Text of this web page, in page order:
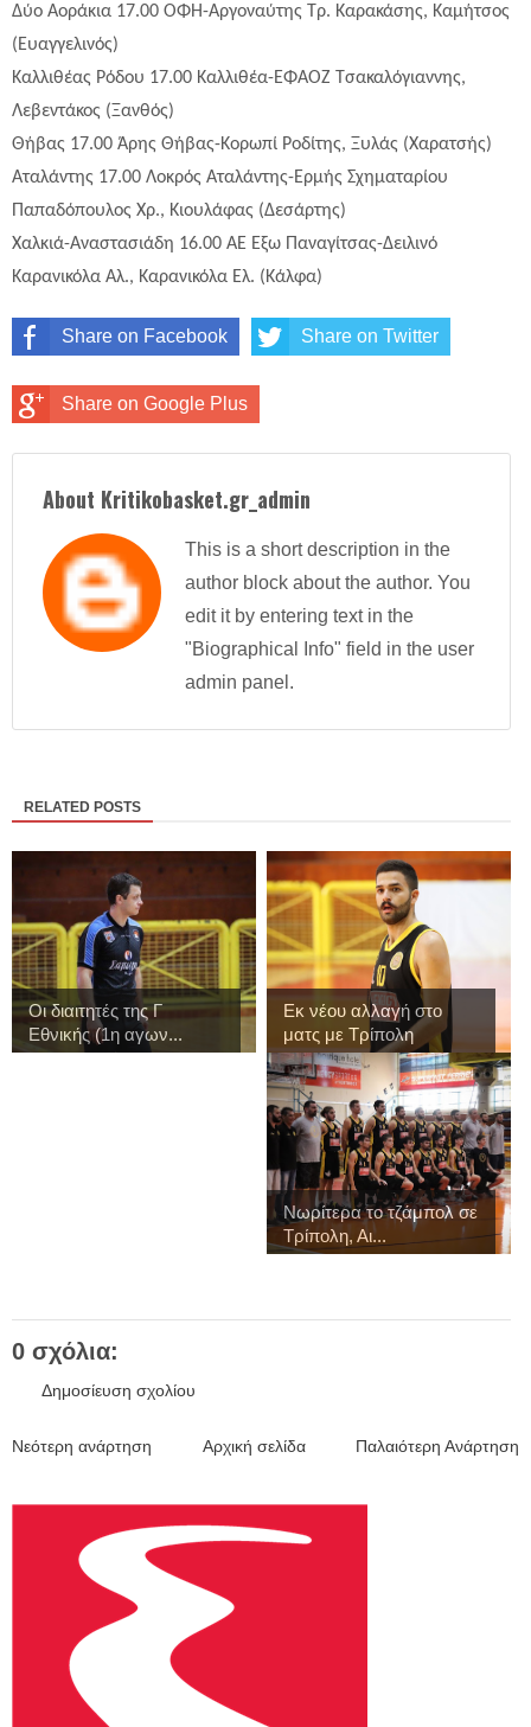
Δύο Αοράκια 17.00 ΟΦΗ-Αργοναύτης Τρ. Καρακάσης, Καμήτσος
(Ευαγγελινός)
Καλλιθέας Ρόδου 17.00 Καλλιθέα-ΕΦΑΟΖ Τσακαλόγιαννης,
Λεβεντάκος (Ξανθός)
Θήβας 17.00 Άρης Θήβας-Κορωπί Ροδίτης, Ξυλάς (Χαρατσής)
Αταλάντης 17.00 Λοκρός Αταλάντης-Ερμής Σχηματαρίου
Παπαδόπουλος Χρ., Κιουλάφας (Δεσάρτης)
Χαλκιά-Αναστασιάδη 16.00 ΑΕ Έξω Παναγίτσας-Δειλινό
Καρανικόλα Αλ., Καρανικόλα Ελ. (Κάλφα)
Share on Facebook Share on Twitter
Share on Google Plus
About Kritikobasket.gr_admin
This is a short description in the
author block about the author. You
edit it by entering text in the
"Biographical Info" field in the user
admin panel.
RELATED POSTS
Οι διαιτητές της Γ
Εθνικής (1η αγων...
Εκ νέου αλλαγή στο
ματς με Τρίπολη
Νωρίτερα το τζάμπολ σε
Τρίπολη, Αι...
0 σχόλια:
Δημοσίευση σχολίου
Νεότερη ανάρτηση Παλαιότερη Ανάρτηση
Αρχική σελίδα